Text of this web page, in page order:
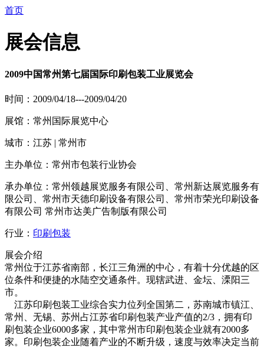
首页
展会信息
2009中国常州第七届国际印刷包装工业展览会
时间：2009/04/18---2009/04/20
展馆：常州国际展览中心
城市：江苏 | 常州市
主办单位：常州市包装行业协会
承办单位：常州领越展览服务有限公司、常州新达展览服务有
限公司、常州市天德印刷设备有限公司、常州市荣光印刷设备
有限公司 常州市达美广告制版有限公司
行业： 印刷包装
展会介绍
常州位于江苏省南部，长江三角洲的中心，有着十分优越的区
位条件和便捷的水陆空交通条件。现辖武进、金坛、溧阳三
市。
江苏印刷包装工业综合实力位列全国第二，苏南城市镇江、
常州、无锡、苏州占江苏省印刷包装产业产值的2/3，拥有印
刷包装企业6000多家，其中常州市印刷包装企业就有2000多
家。印刷包装企业随着产业的不断升级，速度与效率决定当前